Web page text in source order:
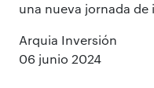
una nueva jornada de
Arquia Inversión
06 junio 2024